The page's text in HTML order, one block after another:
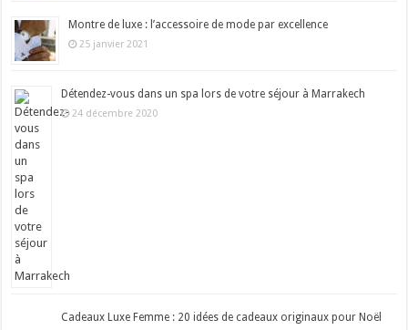
Montre de luxe : l’accessoire de mode par excellence
25 janvier 2021
Détendez-vous dans un spa lors de votre séjour à Marrakech
24 décembre 2020
Cadeaux Luxe Femme : 20 idées de cadeaux originaux pour Noël